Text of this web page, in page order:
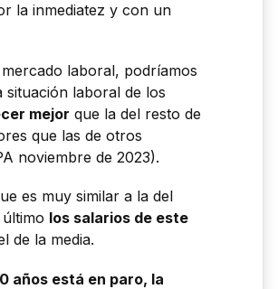
la inmediatez y con un
laboral, podríamos
situación laboral de los
mejor que la del resto de
que las de otros
noviembre de 2023).
es muy similar a la del
los salarios de este
de la media.
años está en paro, la